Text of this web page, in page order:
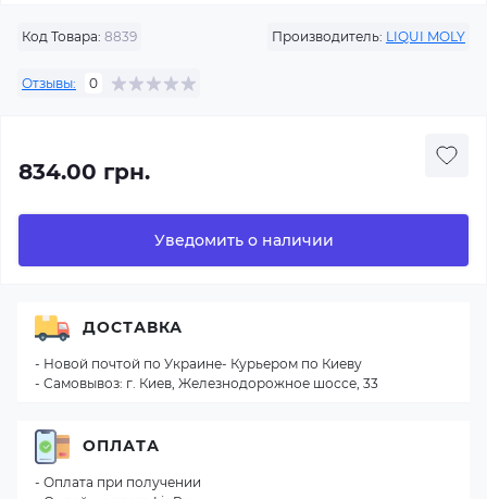
Код Товара: 8839 Производитель: LIQUI MOLY
Отзывы: 0
834.00 грн.
Уведомить о наличии
ДОСТАВКА
- Новой почтой по Украине- Курьером по Киеву
- Самовывоз: г. Киев, Железнодорожное шоссе, 33
ОПЛАТА
- Оплата при получении